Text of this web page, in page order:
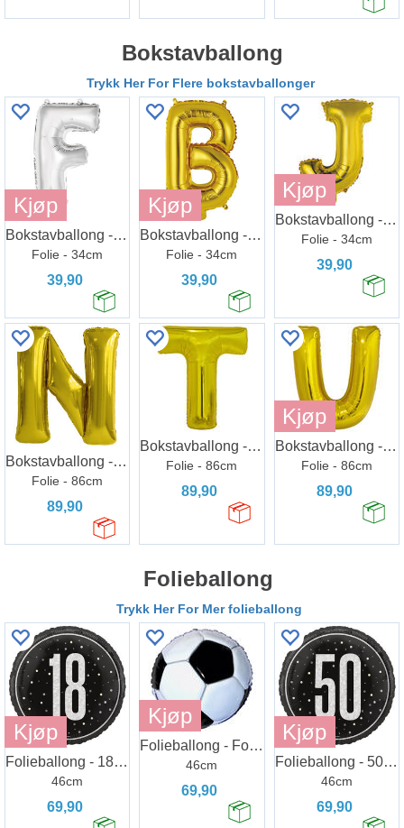
Bokstavballong
Trykk Her For Flere bokstavballonger
Kjøp
Bokstavballong - Bokstav F - Sølv
Folie - 34cm
39,90
Kjøp
Bokstavballong - Bokstav B - Gull
Folie - 34cm
39,90
Kjøp
Bokstavballong - Bokstav J - Gull
Folie - 34cm
39,90
Bokstavballong - Bokstav N - Gull
Folie - 86cm
89,90
Bokstavballong - Bokstav T - Gull
Folie - 86cm
89,90
Kjøp
Bokstavballong - Bokstav U - Gull
Folie - 86cm
89,90
Folieballong
Trykk Her For Mer folieballong
Kjøp
Folieballong - 18 År - Sort & Sølv
46cm
69,90
Kjøp
Folieballong - Fotball
46cm
69,90
Kjøp
Folieballong - 50-årsdag Sort Glitz
46cm
69,90